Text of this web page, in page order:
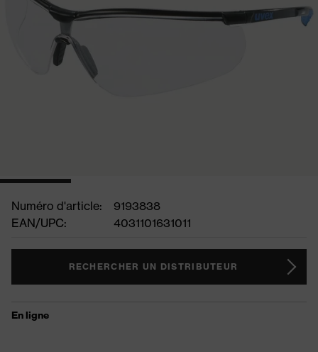
Numéro d'article:
9193838
EAN/UPC:
4031101631011
RECHERCHER UN DISTRIBUTEUR